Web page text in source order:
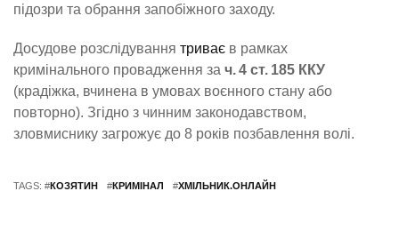
підозри та обрання запобіжного заходу.
Досудове розслідування триває в рамках
кримінального провадження за ч. 4 ст. 185 ККУ
(крадіжка, вчинена в умовах воєнного стану або
повторно). Згідно з чинним законодавством,
зловмиснику загрожує до 8 років позбавлення волі.
TAGS: #КОЗЯТИН #КРИМІНАЛ #ХМІЛЬНИК.ОНЛАЙН